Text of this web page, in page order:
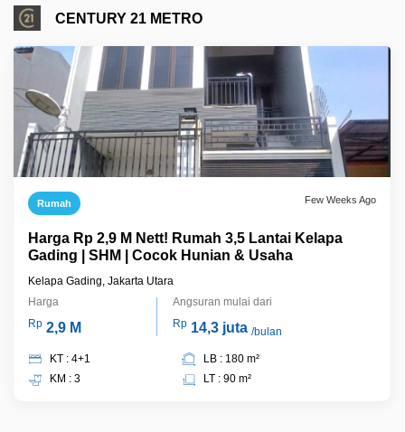
CENTURY 21 METRO
Rumah Few Weeks Ago
Harga Rp 2,9 M Nett! Rumah 3,5 Lantai Kelapa
Gading | SHM | Cocok Hunian & Usaha
Kelapa Gading, Jakarta Utara
Harga
Rp 2,9 M
Angsuran mulai dari
Rp 14,3 juta /bulan
KT : 4+1
KM : 3
LB : 180 m²
LT : 90 m²